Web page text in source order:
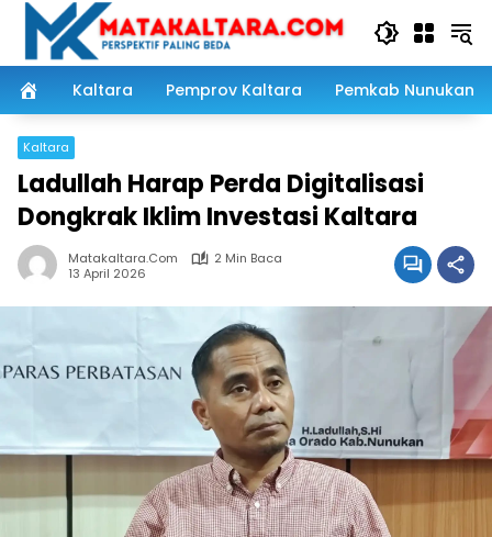
Langsung
konten
Kaltara
Pemprov Kaltara Pemkab Nunukan
Kaltara
Ladullah Harap Perda Digitalisasi
Dongkrak Iklim Investasi Kaltara
Matakaltara.com
2 Min Baca
13 April 2026